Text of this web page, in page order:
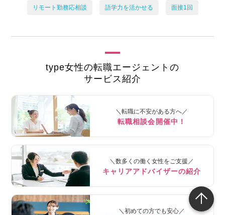
リモート勤務応相談 語学力を活かせる 面接1回
type女性の転職エージェントの
サービス紹介
＼転職に不安がある方へ／
転職相談会開催中！
＼数多くの働く女性をご支援／
キャリアアドバイザーの紹介
＼初めての方でも安心／